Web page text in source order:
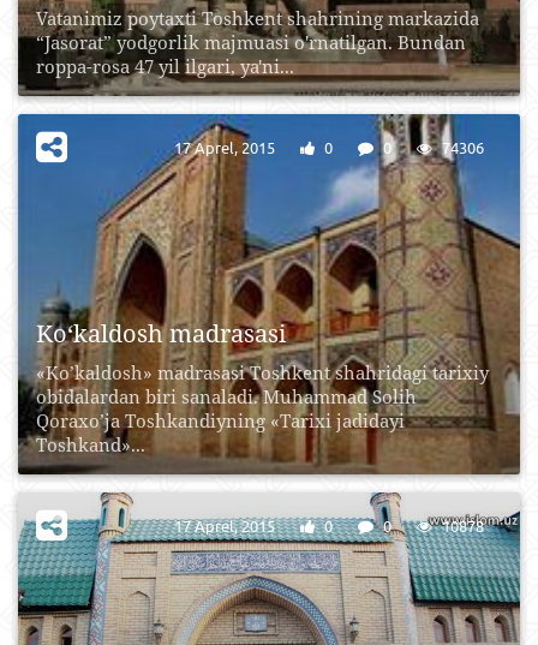
Vatanimiz poytaxti Toshkent shahrining markazida
“Jasorat” yodgorlik majmuasi o'rnatilgan. Bundan
roppa-rosa 47 yil ilgari, ya'ni...
Ko‘kaldosh madrasasi
«Ko’kaldosh» madrasasi Toshkent shahridagi tarixiy
obidalardan biri sanaladi. Muhammad Solih
Qoraxo’ja Toshkandiyning «Tarixi jadidayi
Toshkand»...
17 Aprel, 2015 0 0 74306
17 Aprel, 2015 0 0 10878